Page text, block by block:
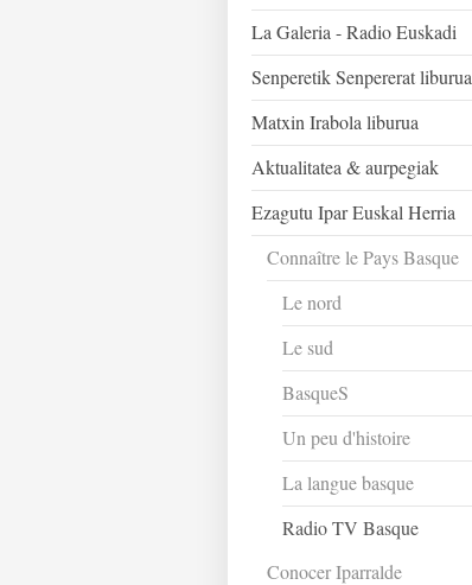
La Galeria - Radio Euskadi
Senperetik Senpererat liburua
Matxin Irabola liburua
Aktualitatea & aurpegiak
Ezagutu Ipar Euskal Herria
Connaître le Pays Basque
Le nord
Le sud
BasqueS
Un peu d'histoire
La langue basque
Radio TV Basque
Conocer Iparralde